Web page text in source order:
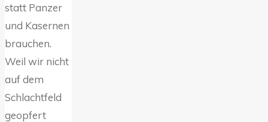
statt Panzer
und Kasernen
brauchen.
Weil wir nicht
auf dem
Schlachtfeld
geopfert